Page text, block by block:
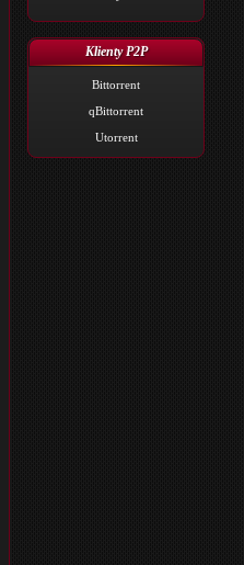
Klienty P2P
Bittorrent
qBittorrent
Utorrent